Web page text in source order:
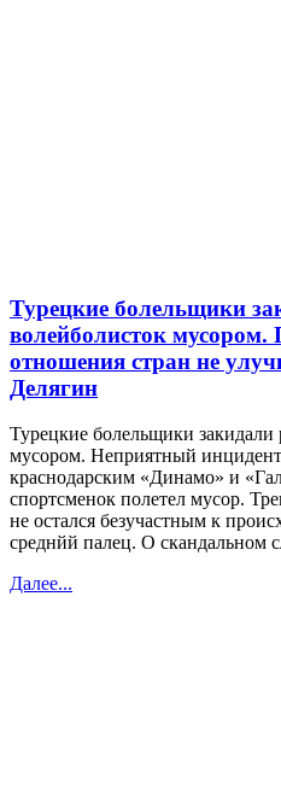
Турецкие болельщики
волейболисток мусором.
отношения стран не
Делягин
Турецкие болельщики закидали
мусором. Неприятный
краснодарским «Динамо» и
спортсменок полетел мусор.
не остался безучастным к
среднйй палец. О скандальном
Далее...